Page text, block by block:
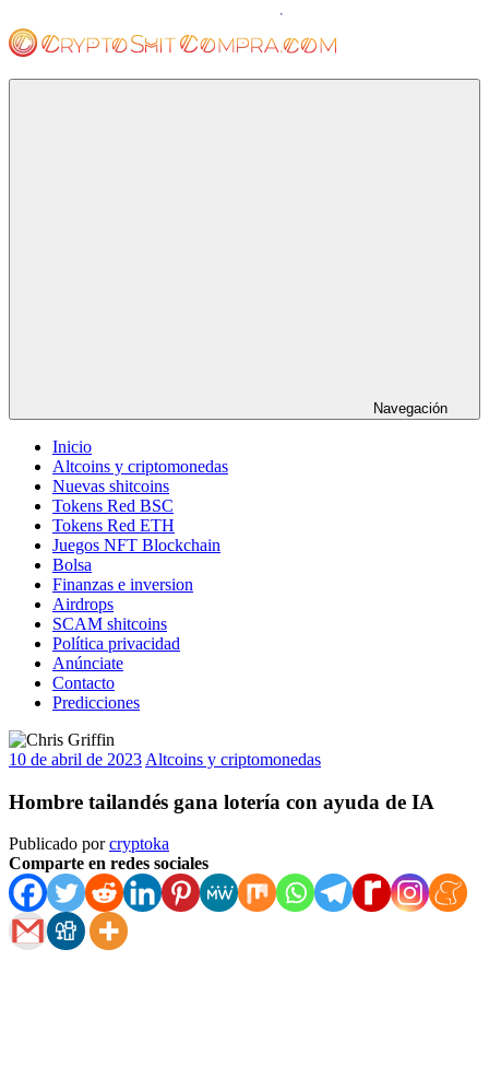
al
contenido
Navegación
Inicio
Altcoins y criptomonedas
Nuevas shitcoins
Tokens Red BSC
Tokens Red ETH
Juegos NFT Blockchain
Bolsa
Finanzas e inversion
Airdrops
SCAM shitcoins
Política privacidad
Anúnciate
Contacto
Predicciones
10 de abril de 2023 Altcoins y criptomonedas
Hombre tailandés gana lotería con ayuda de IA
Publicado porcryptoka
Comparte en redes sociales